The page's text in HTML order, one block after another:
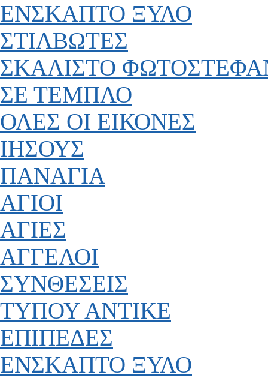
ΕΝΣΚΑΠΤΟ ΞΥΛΟ
ΣΤΙΛΒΩΤΕΣ
ΣΚΑΛΙΣΤΟ
ΣΕ ΤΕΜΠΛΟ
ΟΛΕΣ ΟΙ ΕΙΚΟΝΕΣ
ΙΗΣΟΥΣ
ΠΑΝΑΓΙΑ
ΑΓΙΟΙ
ΑΓΙΕΣ
ΑΓΓΕΛΟΙ
ΣΥΝΘΕΣΕΙΣ
ΤΥΠΟΥ ΑΝΤΙΚΕ
ΕΠΙΠΕΔΕΣ
ΕΝΣΚΑΠΤΟ ΞΥΛΟ